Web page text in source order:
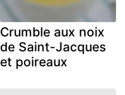
Crumble aux noix
de Saint-Jacques
et poireaux